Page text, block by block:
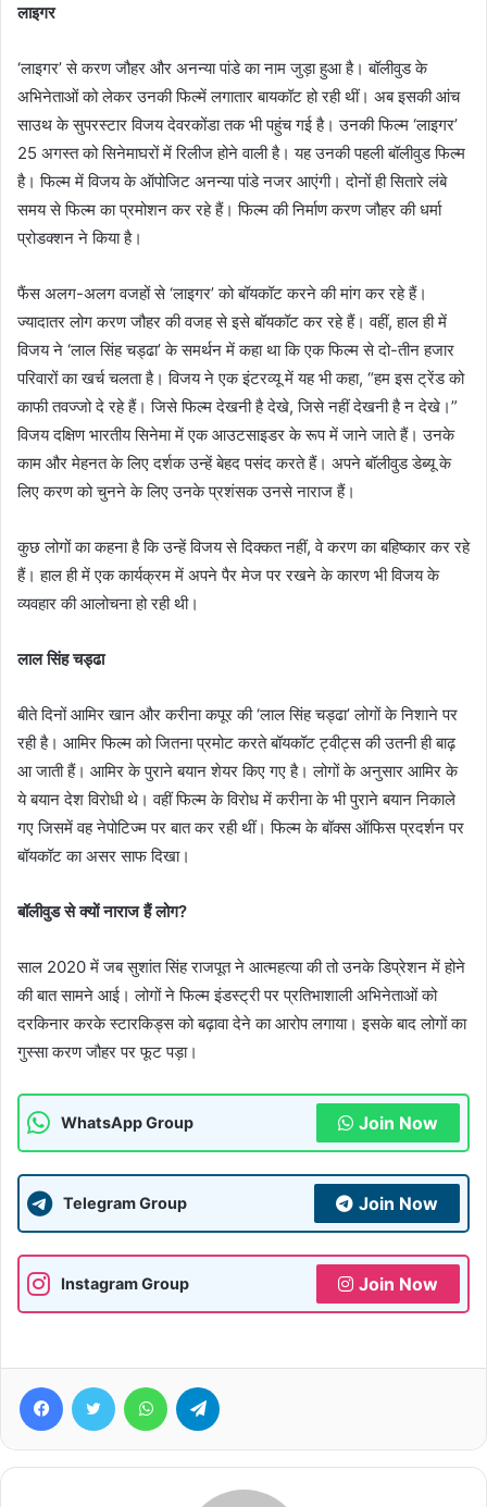
लाइगर
‘लाइगर’ से करण जौहर और अनन्या पांडे का नाम जुड़ा हुआ है। बॉलीवुड के
अभिनेताओं को लेकर उनकी फिल्में लगातार बायकॉट हो रही थीं। अब इसकी आंच
साउथ के सुपरस्टार विजय देवरकोंडा तक भी पहुंच गई है। उनकी फिल्म ‘लाइगर’
25 अगस्त को सिनेमाघरों में रिलीज होने वाली है। यह उनकी पहली बॉलीवुड फिल्म
है। फिल्म में विजय के ऑपोजिट अनन्या पांडे नजर आएंगी। दोनों ही सितारे लंबे
समय से फिल्म का प्रमोशन कर रहे हैं। फिल्म की निर्माण करण जौहर की धर्मा
प्रोडक्शन ने किया है।
फैंस अलग-अलग वजहों से ‘लाइगर’ को बॉयकॉट करने की मांग कर रहे हैं।
ज्यादातर लोग करण जौहर की वजह से इसे बॉयकॉट कर रहे हैं। वहीं, हाल ही में
विजय ने ‘लाल सिंह चड्ढा’ के समर्थन में कहा था कि एक फिल्म से दो-तीन हजार
परिवारों का खर्च चलता है। विजय ने एक इंटरव्यू में यह भी कहा, “हम इस ट्रेंड को
काफी तवज्जो दे रहे हैं। जिसे फिल्म देखनी है देखे, जिसे नहीं देखनी है न देखे।”
विजय दक्षिण भारतीय सिनेमा में एक आउटसाइडर के रूप में जाने जाते हैं। उनके
काम और मेहनत के लिए दर्शक उन्हें बेहद पसंद करते हैं। अपने बॉलीवुड डेब्यू के
लिए करण को चुनने के लिए उनके प्रशंसक उनसे नाराज हैं।
कुछ लोगों का कहना है कि उन्हें विजय से दिक्कत नहीं, वे करण का बहिष्कार कर रहे
हैं। हाल ही में एक कार्यक्रम में अपने पैर मेज पर रखने के कारण भी विजय के
व्यवहार की आलोचना हो रही थी।
लाल सिंह चड्ढा
बीते दिनों आमिर खान और करीना कपूर की ‘लाल सिंह चड्ढा’ लोगों के निशाने पर
रही है। आमिर फिल्म को जितना प्रमोट करते बॉयकॉट ट्वीट्स की उतनी ही बाढ़
आ जाती हैं। आमिर के पुराने बयान शेयर किए गए है। लोगों के अनुसार आमिर के
ये बयान देश विरोधी थे। वहीं फिल्म के विरोध में करीना के भी पुराने बयान निकाले
गए जिसमें वह नेपोटिज्म पर बात कर रही थीं। फिल्म के बॉक्स ऑफिस प्रदर्शन पर
बॉयकॉट का असर साफ दिखा।
बॉलीवुड से क्यों नाराज हैं लोग?
साल 2020 में जब सुशांत सिंह राजपूत ने आत्महत्या की तो उनके डिप्रेशन में होने
की बात सामने आई। लोगों ने फिल्म इंडस्ट्री पर प्रतिभाशाली अभिनेताओं को
दरकिनार करके स्टारकिड्स को बढ़ावा देने का आरोप लगाया। इसके बाद लोगों का
गुस्सा करण जौहर पर फूट पड़ा।
WhatsApp Group Join Now
Telegram Group Join Now
Instagram Group Join Now
FacebookTwitter WhatsApp